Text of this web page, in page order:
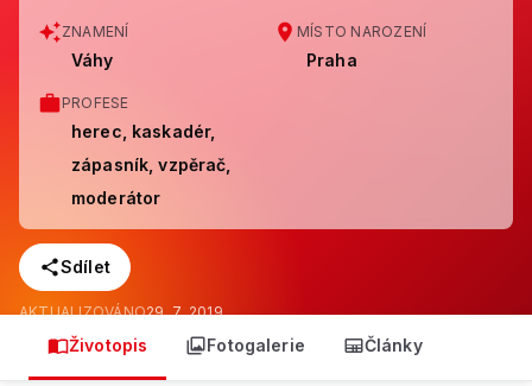
ZNAMENÍ
Váhy
MÍSTO NAROZENÍ
Praha
PROFESE
herec, kaskadér,
zápasník, vzpěrač,
moderátor
Sdílet
AKTUALIZOVÁNO29. 7. 2019
Životopis Fotogalerie Články